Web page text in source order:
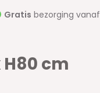
Gratis bezorging
cm